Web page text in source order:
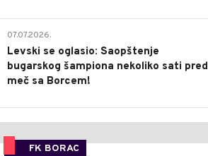
07.07.2026.
Levski se oglasio: Saopštenje
bugarskog šampiona nekoliko sati pred
meč sa Borcem!
FK BORAC